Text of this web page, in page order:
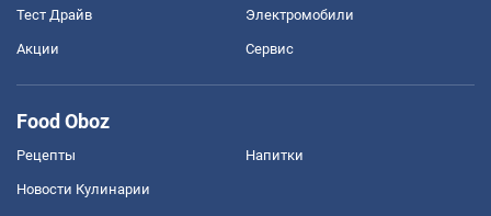
Тест Драйв Электромобили
Акции Сервис
Food Oboz
Рецепты Напитки
Новости Кулинарии